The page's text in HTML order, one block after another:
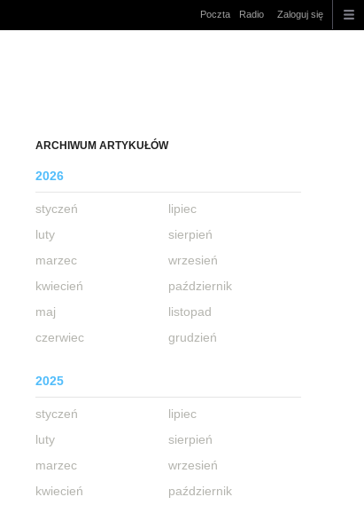
Poczta Radio Zaloguj się
ARCHIWUM ARTYKUŁÓW
2026
styczeń
luty
marzec
kwiecień
maj
czerwiec
lipiec
sierpień
wrzesień
październik
listopad
grudzień
2025
styczeń
luty
marzec
kwiecień
lipiec
sierpień
wrzesień
październik